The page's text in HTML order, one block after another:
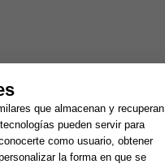
que almacenan y recuperan
pueden servir para
como usuario, obtener
la forma en que se